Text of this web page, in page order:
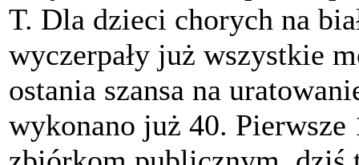
T. Dla dzieci chorych na
wyczerpały już wszystkie
ostania szansa na
wykonano już 40.